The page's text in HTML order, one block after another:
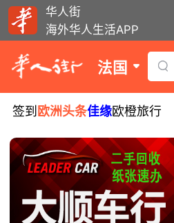
华人街
海外华人生活APP
法国
签到 欧洲头条佳缘欧橙旅行